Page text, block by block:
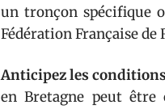
un tronçon spécifique
Fédération Française
Anticipez les
en Bretagne peut être